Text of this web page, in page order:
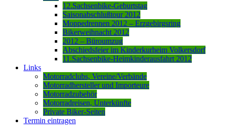
12.Sachsenbike-Geburtstag
Saisonabschlußtour 2012
Moppedrennen 2012 – Erzgebirgsring
Bikerweihnacht 2012
2012 – Büroumzug
Abschiedsfeier im Kinderkurheim Volkersdorf
11.Sachsenbike-Heimkinderausfahrt 2012
Links
Motorradclubs, Vereine/Verbände
Motorradhersteller und Importeure
Motorradzubehör
Motorradreisen, Unterkünfte
Private Biker-Seiten
Termin eintragen